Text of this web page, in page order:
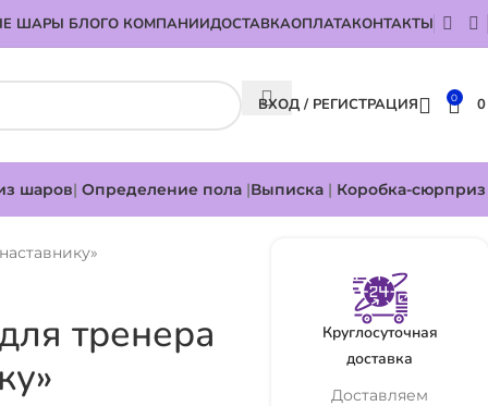
ШАРЫ БЛОГО КОМПАНИИДОСТАВКАОПЛАТАКОНТАКТЫ
ВХОД / РЕГИСТРАЦИЯ 0
шаров| Определение пола |Выписка | Коробка-сюрприз
тренера
Круглосуточная
доставка
Доставляем